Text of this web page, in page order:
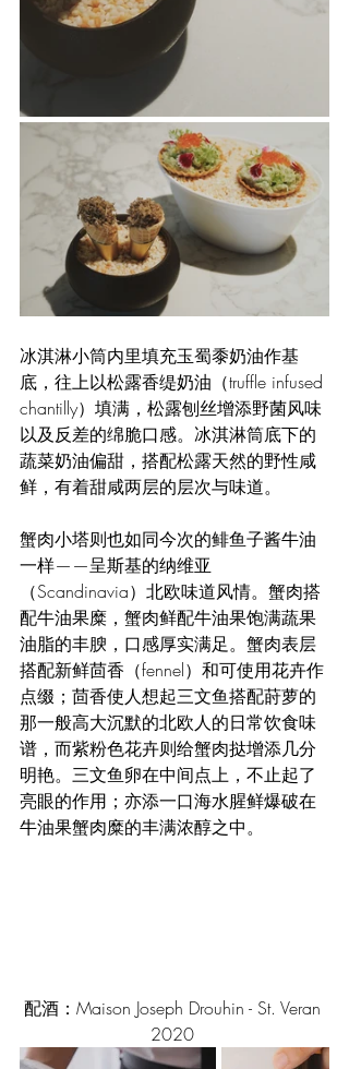
冰淇淋小筒内里填充玉蜀黍奶油作基
底，往上以松露香缇奶油（truffle infused
chantilly）填满，松露刨丝增添野菌风味
以及反差的绵脆口感。冰淇淋筒底下的
蔬菜奶油偏甜，搭配松露天然的野性咸
鲜，有着甜咸两层的层次与味道。
蟹肉小塔则也如同今次的鲱鱼子酱牛油
一样——呈斯基的纳维亚
（Scandinavia）北欧味道风情。蟹肉搭
配牛油果糜，蟹肉鲜配牛油果饱满蔬果
油脂的丰腴，口感厚实满足。蟹肉表层
搭配新鲜茴香（fennel）和可使用花卉作
点缀；茴香使人想起三文鱼搭配莳萝的
那一般高大沉默的北欧人的日常饮食味
谱，而紫粉色花卉则给蟹肉挞增添几分
明艳。三文鱼卵在中间点上，不止起了
亮眼的作用；亦添一口海水腥鲜爆破在
牛油果蟹肉糜的丰满浓醇之中。
配酒：Maison Joseph Drouhin - St. Veran
2020